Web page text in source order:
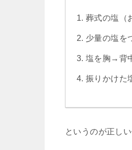
葬式の塩（
少量の塩を
塩を胸→背
振りかけた
というのが正し